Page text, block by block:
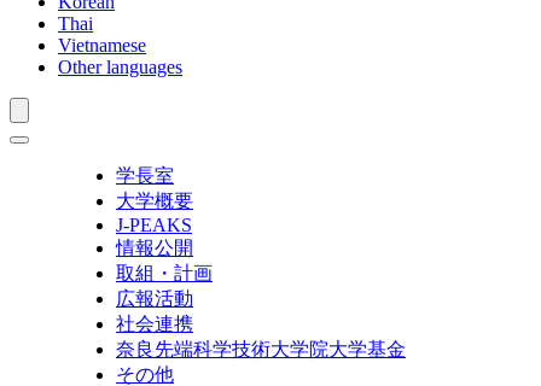
Thai
Vietnamese
Other languages
学長室
大学概要
J-PEAKS
情報公開
取組・計画
広報活動
社会連携
奈良先端科学技術大学院大学基金
その他